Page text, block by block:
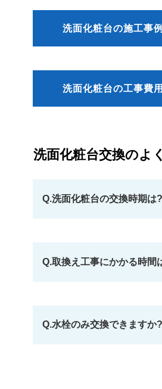
洗面化粧台の施工事
洗面化粧台の工事費
洗面化粧台交換のよ
Q.洗面化粧台の交換時期は?
Q.取換え工事にかかる時間
Q.水栓のみ交換できますか?